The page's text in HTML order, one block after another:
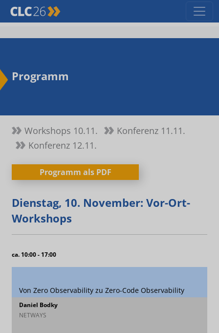
Programm
Workshops 10.11.
Konferenz 11.11.
Konferenz 12.11.
Programm als PDF
Dienstag, 10. November: Vor-Ort-
Workshops
ca. 10:00 - 17:00
Von Zero Observability zu Zero-Code Observability
Daniel Bodky
NETWAYS